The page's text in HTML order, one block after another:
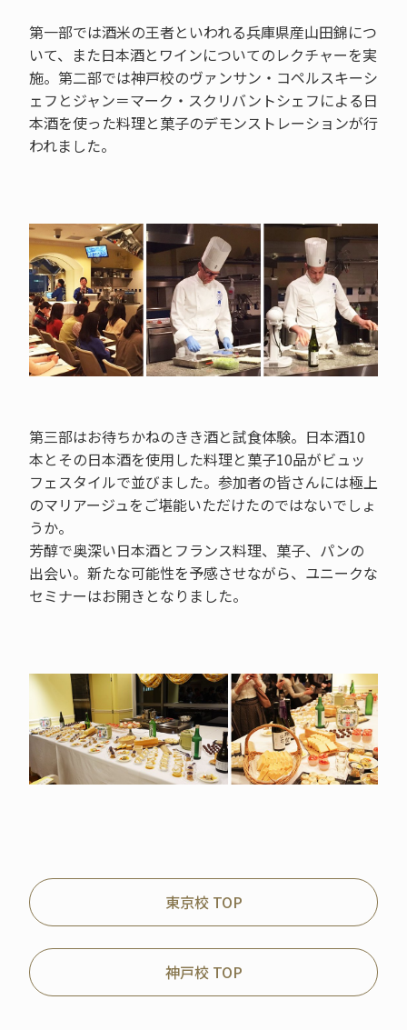
第一部では酒米の王者といわれる兵庫県産山田錦につ
いて、また日本酒とワインについてのレクチャーを実
施。第二部では神戸校のヴァンサン・コペルスキーシ
ェフとジャン＝マーク・スクリバントシェフによる日
本酒を使った料理と菓子のデモンストレーションが行
われました。
第三部はお待ちかねのきき酒と試食体験。日本酒10
本とその日本酒を使用した料理と菓子10品がビュッ
フェスタイルで並びました。参加者の皆さんには極上
のマリアージュをご堪能いただけたのではないでしょ
うか。
芳醇で奥深い日本酒とフランス料理、菓子、パンの
出会い。新たな可能性を予感させながら、ユニークな
セミナーはお開きとなりました。
東京校 TOP
神戸校 TOP